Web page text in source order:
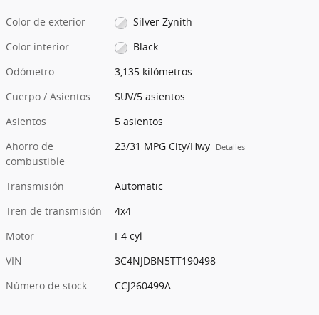
Color de exterior
Silver Zynith
Color interior
Black
Odómetro
3,135 kilómetros
Cuerpo / Asientos
SUV/5 asientos
Asientos
5 asientos
Ahorro de
combustible
23/31 MPG City/Hwy Detalles
Transmisión
Automatic
Tren de transmisión
4x4
Motor
I-4 cyl
VIN
3C4NJDBN5TT190498
Número de stock
CCJ260499A